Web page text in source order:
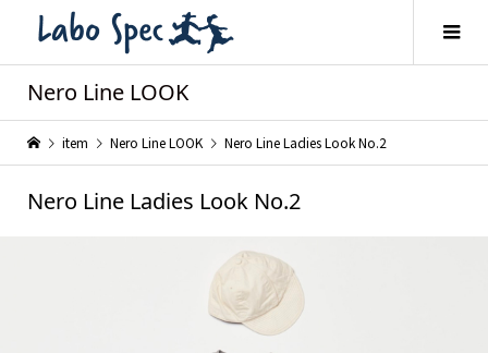
Nero Line LOOK
item Nero Line LOOK Nero Line Ladies Look No.2
Nero Line Ladies Look No.2